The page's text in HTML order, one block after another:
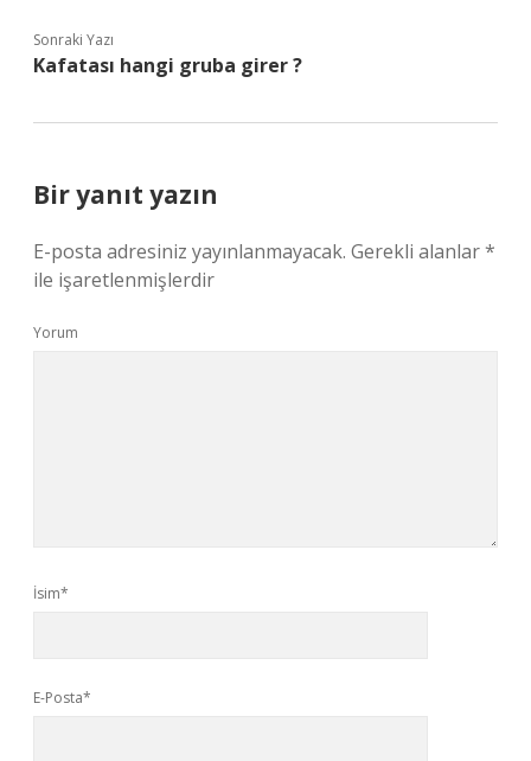
Sonraki Yazı
Kafatası hangi gruba girer ?
Bir yanıt yazın
E-posta adresiniz yayınlanmayacak. Gerekli alanlar*
ile işaretlenmişlerdir
Yorum
İsim*
E-Posta*